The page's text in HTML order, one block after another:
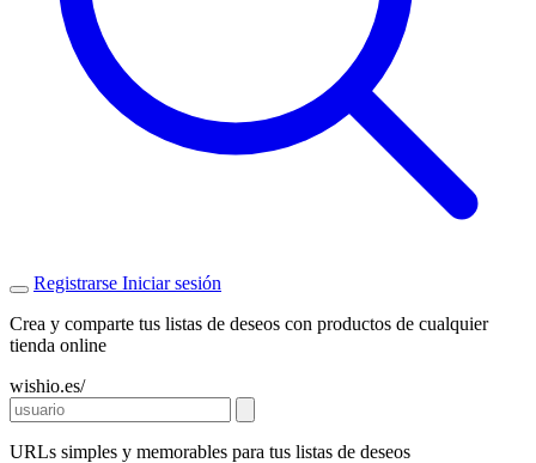
Registrarse Iniciar sesión
Crea y comparte tus listas de deseos con productos de cualquier
tienda online
wishio.es/
URLs simples y memorables para tus listas de deseos